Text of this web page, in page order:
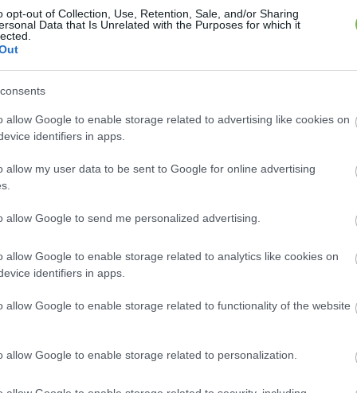
opt-out of Collection, Use, Retention, Sale, and/or Sharing
Data that Is Unrelated with the Purposes for which it
allow Google to enable storage related to advertising like cookies on
identifiers in apps.
allow my user data to be sent to Google for online advertising
allow Google to send me personalized advertising.
allow Google to enable storage related to analytics like cookies on
identifiers in apps.
allow Google to enable storage related to functionality of the website
allow Google to enable storage related to personalization.
fenntartásában– a fehérje segít fenntartani
és mivel az izom működéséhez extra energiára van
segíthet a fogyásban.
és -karbantartást
az oka annak, hogy a fehérjebevitel olyan sokat
sportolóknál.
– a fehérje lehetővé teszi, hogy a szervezetetek
izomrostokat.
hosszabb ideig kielégítsétek.
– a fehérje hozzájárul a csontok jó
ami azt jelenti, hogy bevitele nem csak a sportolók és